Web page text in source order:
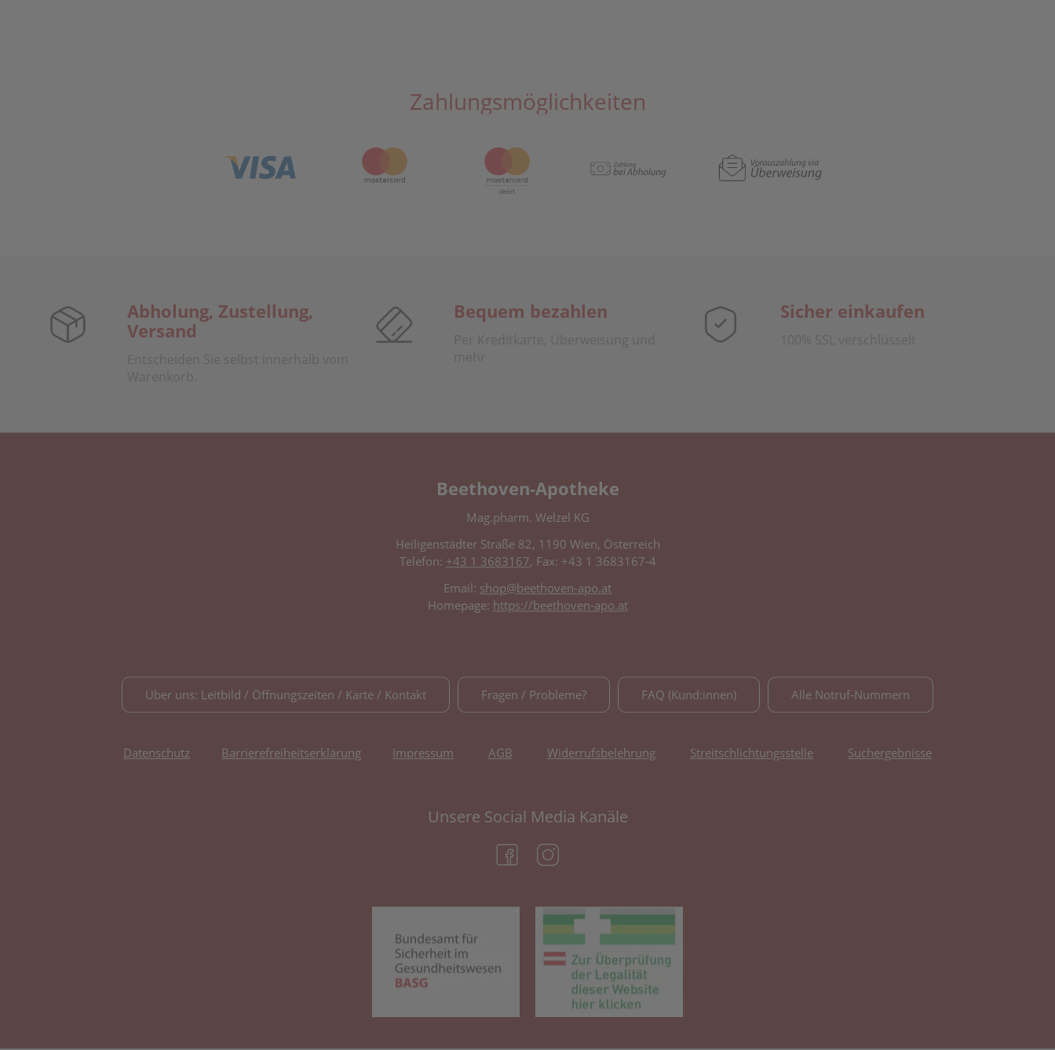
Zahlungsmöglichkeiten
Abholung, Zustellung,
Versand
Entscheiden Sie selbst innerhalb vom
Warenkorb.
Bequem bezahlen
Per Kreditkarte, Überweisung und
mehr
Sicher einkaufen
100% SSL verschlüsselt
Beethoven-Apotheke
Mag.pharm. Welzel KG
Heiligenstädter Straße 82, 1190 Wien, Österreich
Telefon: +43 1 3683167, Fax: +43 1 3683167-4
Email: shop@beethoven-apo.at
Homepage: https://beethoven-apo.at
Über uns: Leitbild / Öffnungszeiten / Karte / Kontakt Fragen / Probleme? FAQ (Kund:innen) Alle Notruf-Nummern
Datenschutz Barrierefreiheitserklärung Impressum AGB Widerrufsbelehrung Streitschlichtungsstelle Suchergebnisse
Unsere Social Media Kanäle
(öffnet in neuem Tab)
(öffnet in neuem Tab)